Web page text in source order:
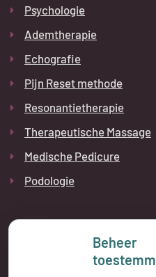
Beheer
Psychologie
Ademtherapie
Echografie
Pijn Reset methode
Resonantietherapie
Therapeutische Massage
Medische Pedicure
Podologie